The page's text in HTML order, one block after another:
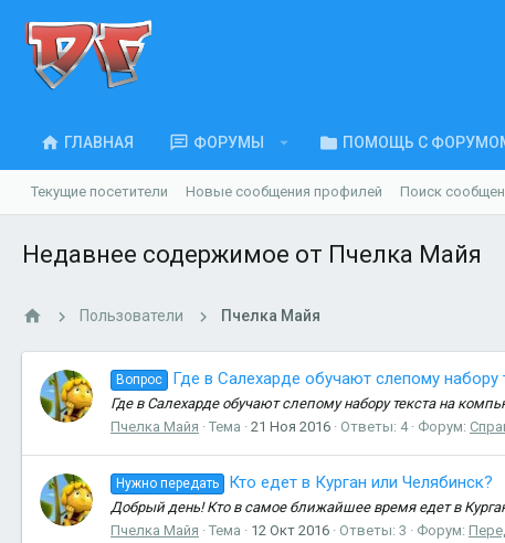
ГЛАВНАЯ ФОРУМЫ ПОМОЩЬ С
Текущие посетители Новые сообщения профилей Поиск
Недавнее содержимое от Пчелка Майя
Пользователи Пчелка Майя
Вопрос Где в Салехарде обучают слепому набору
Где в Салехарде обучают слепому набору текста на
Пчелка Майя
Тема 21 Ноя 2016 Ответы: 4 Форум:
Нужно передать Кто едет в Курган или Челябинск?
Добрый день! Кто в самое ближайшее время едет в
Пчелка Майя
Тема 12 Окт 2016 Ответы: 3 Форум: